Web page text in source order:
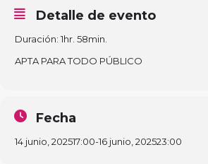
Detalle de evento
Duración: 1hr. 58min.
APTA PARA TODO PÚBLICO
Fecha
14 junio, 202517:00-16 junio, 202523:00